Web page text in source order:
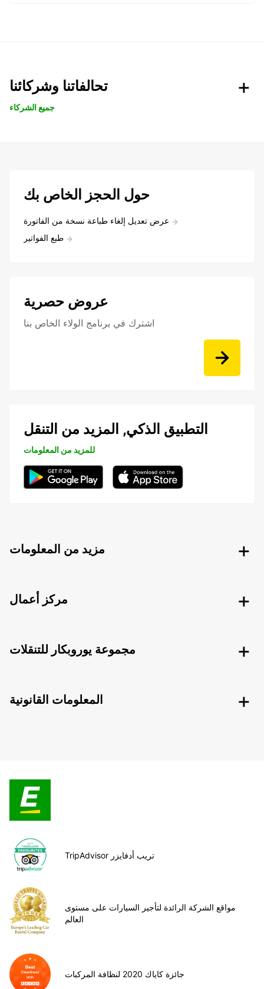
تحالفاتنا وشركائنا
جميع الشركاء
حول الحجز الخاص بك
عرض تعديل إلغاء طباعة نسخة من الفاتورة
طبع الفواتير
عروض حصرية
اشترك في برنامج الولاء الخاص بنا
التطبيق الذكي, المزيد من التنقل
للمزيد من المعلومات
مزيد من المعلومات
مركز أعمال
مجموعة يوروبكار للتنقلات
المعلومات القانونية
TripAdvisor تريب أدفايزر
مواقع الشركة الرائدة لتأجير السيارات على مستوى
العالم
جائزة كاياك 2020 لنظافة المركبات